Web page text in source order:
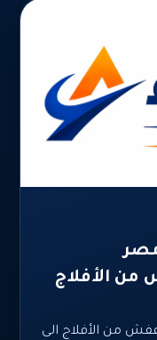
عفش من الأفلاج
من الأفلاج الى